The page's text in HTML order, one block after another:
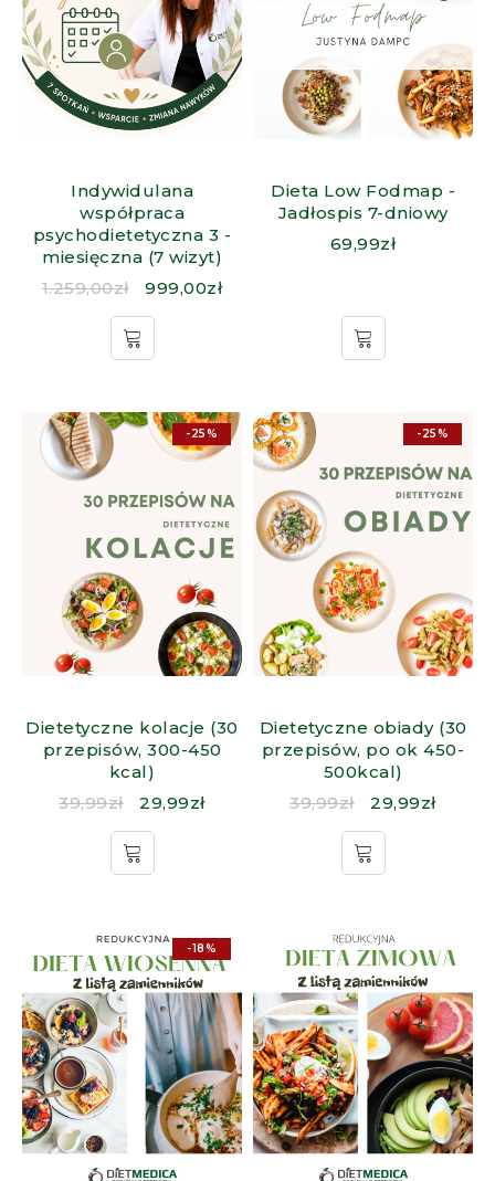
Indywidulana
współpraca
psychodietetyczna 3 -
miesięczna (7 wizyt)
1.259,00zł 999,00zł
Dieta Low Fodmap -
Jadłospis 7-dniowy
69,99zł
-25%
Dietetyczne kolacje (30
przepisów, 300-450
kcal)
39,99zł 29,99zł
-25%
Dietetyczne obiady (30
przepisów, po ok 450-
500kcal)
39,99zł 29,99zł
-18%